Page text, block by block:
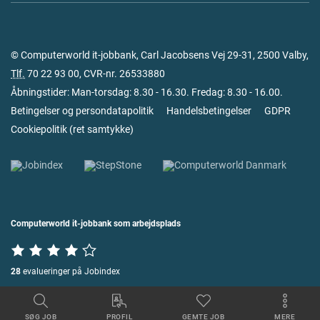
SØG JOB PROFIL GEMTE JOB MERE
© Computerworld it-jobbank, Carl Jacobsens Vej 29-31, 2500 Valby,
Tlf. 70 22 93 00, CVR-nr. 26533880
Åbningstider: Man-torsdag: 8.30 - 16.30. Fredag: 8.30 - 16.00.
Betingelser og persondatapolitik
Handelsbetingelser
GDPR
Cookiepolitik (ret samtykke)
Computerworld it-jobbank som arbejdsplads
28 evalueringer på Jobindex